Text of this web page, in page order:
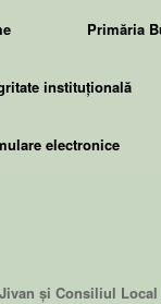
Primăria
instituțională
electronice
și Consiliul Local